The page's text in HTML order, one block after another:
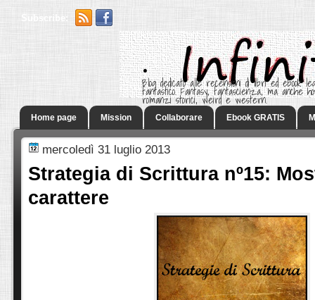
Subscribe:
.
Blog dedicato alle recensioni di libri ed ebook
fantastico. Fantasy, fantascienza, ma anche
romanzi storici, weird e western.
Home page Mission Collaborare Ebook GRATIS
mercoledì 31 luglio 2013
Strategia di Scrittura nº15:
carattere